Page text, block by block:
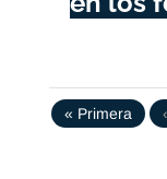
« Primera